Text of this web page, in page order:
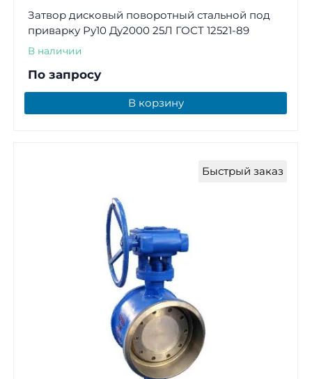
Затвор дисковый поворотный стальной под
приварку Ру10 Ду2000 25Л ГОСТ 12521-89
В наличии
По запросу
В корзину
Быстрый заказ